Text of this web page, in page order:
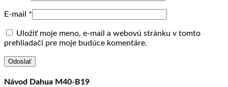
E-mail *
Uložiť moje meno, e-mail a webovú stránku v tomto
prehliadači pre moje budúce komentáre.
Návod Dahua M40-B19